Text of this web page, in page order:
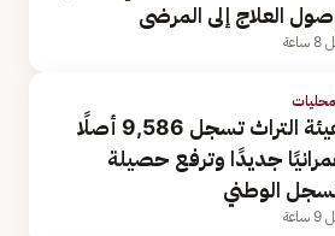
العلاج إلى المرضى
هيئة التراث تسجل 9,586 أصلًا
جديدًا وترفع حصيلة
الوطني